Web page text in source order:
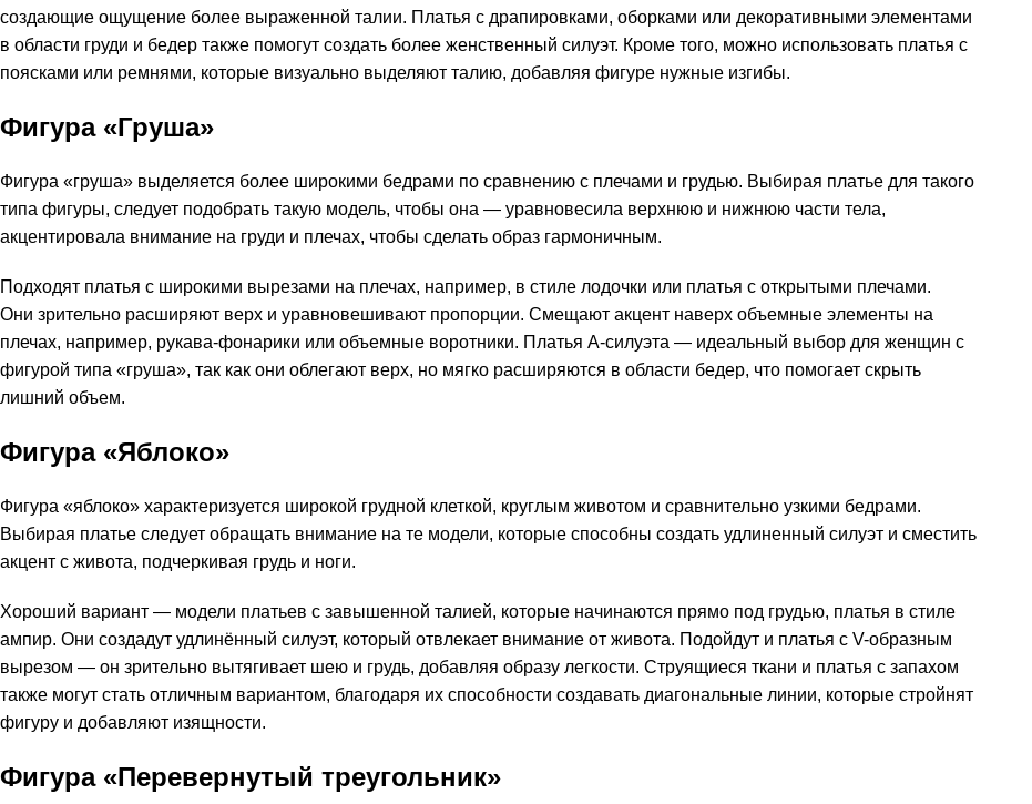
создающие ощущение более выраженной талии. Платья с драпировками, оборками или декоративными элементами
в области груди и бедер также помогут создать более женственный силуэт. Кроме того, можно использовать платья с
поясками или ремнями, которые визуально выделяют талию, добавляя фигуре нужные изгибы.
Фигура «Груша»
Фигура «груша» выделяется более широкими бедрами по сравнению с плечами и грудью. Выбирая платье для такого
типа фигуры, следует подобрать такую модель, чтобы она — уравновесила верхнюю и нижнюю части тела,
акцентировала внимание на груди и плечах, чтобы сделать образ гармоничным.
Подходят платья с широкими вырезами на плечах, например, в стиле лодочки или платья с открытыми плечами.
Они зрительно расширяют верх и уравновешивают пропорции. Смещают акцент наверх объемные элементы на
плечах, например, рукава-фонарики или объемные воротники. Платья А-силуэта — идеальный выбор для женщин с
фигурой типа «груша», так как они облегают верх, но мягко расширяются в области бедер, что помогает скрыть
лишний объем.
Фигура «Яблоко»
Фигура «яблоко» характеризуется широкой грудной клеткой, круглым животом и сравнительно узкими бедрами.
Выбирая платье следует обращать внимание на те модели, которые способны создать удлиненный силуэт и сместить
акцент с живота, подчеркивая грудь и ноги.
Хороший вариант — модели платьев с завышенной талией, которые начинаются прямо под грудью, платья в стиле
ампир. Они создадут удлинённый силуэт, который отвлекает внимание от живота. Подойдут и платья с V-образным
вырезом — он зрительно вытягивает шею и грудь, добавляя образу легкости. Струящиеся ткани и платья с запахом
также могут стать отличным вариантом, благодаря их способности создавать диагональные линии, которые стройнят
фигуру и добавляют изящности.
Фигура «Перевернутый треугольник»